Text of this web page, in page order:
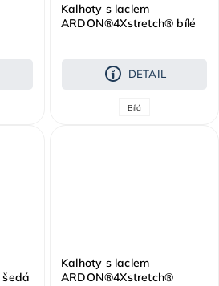
Kalhoty s laclem
ARDON®4Xstretch® bílé
DETAIL
Bílá
Kalhoty s laclem
ARDON®4Xstretch®